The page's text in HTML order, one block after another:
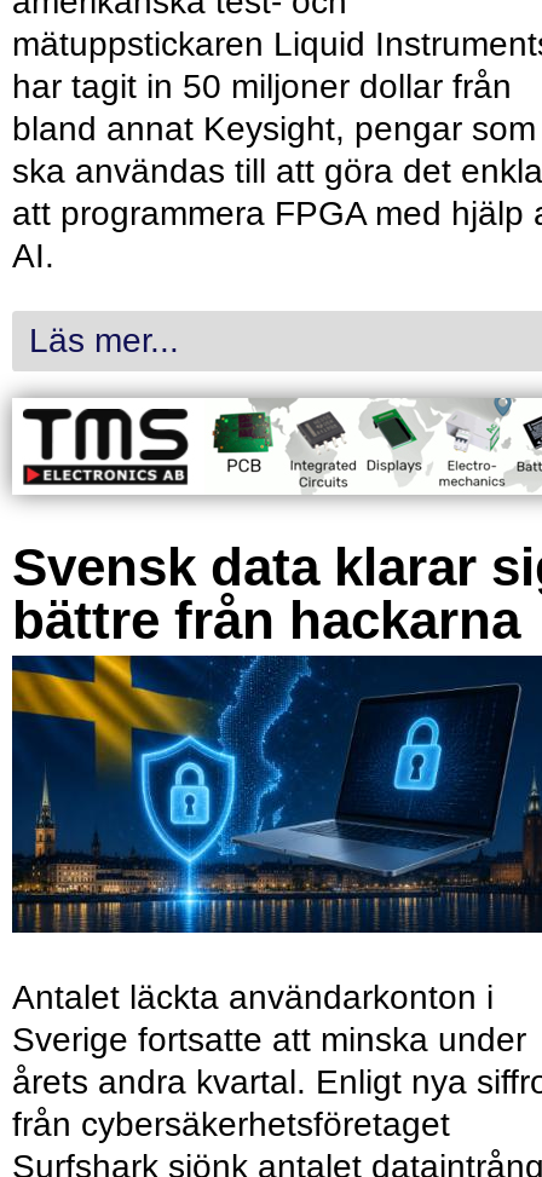
mätuppstickaren Liquid
har tagit in 50 miljoner dollar från
bland annat Keysight, pengar som
ska användas till att göra det
att programmera FPGA med hjälp
AI.
Läs mer...
Svensk data klarar
bättre från hackarna
Antalet läckta användarkonton i
Sverige fortsatte att minska under
årets andra kvartal. Enligt nya
från cybersäkerhetsföretaget
Surfshark sjönk antalet